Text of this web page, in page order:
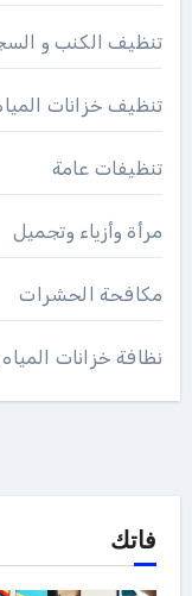
تنظيف الكنب و
تنظيف خزانات
تنظيفات عامة
مرأة وأزياء وتجميل
مكافحة الحشرات
نظافة خزانات المياه
فاتك